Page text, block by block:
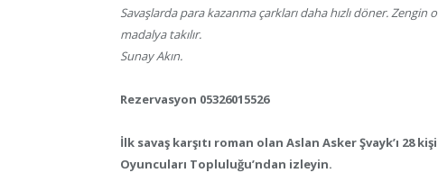
Savaşlarda para kazanma çarkları daha hızlı döner.
madalya takılır.
Sunay Akın.
Rezervasyon 05326015526
İlk savaş karşıtı roman olan Aslan Asker Şvayk’ı
Oyuncuları Topluluğu’ndan izleyin.